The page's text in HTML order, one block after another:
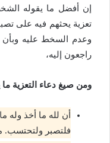
إن أفضل ما يقوله
تعزية يحثهم فيه على
وعدم السخط عليه وبأن
راجعون إليه،
ومن صيغ دعاء التعزية
أن لله ما أخذ
فلتصبر ولتحتسب.